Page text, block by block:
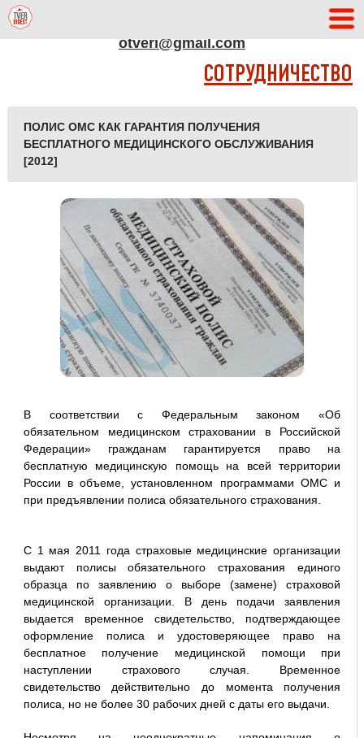
otveri@gmail.com
СОТРУДНИЧЕСТВО
ПОЛИС ОМС КАК ГАРАНТИЯ ПОЛУЧЕНИЯ
БЕСПЛАТНОГО МЕДИЦИНСКОГО ОБСЛУЖИВАНИЯ
[2012]
В соответствии с Федеральным законом «Об
обязательном медицинском страховании в Российской
Федерации» гражданам гарантируется право на
бесплатную медицинскую помощь на всей территории
России в объеме, установленном программами ОМС и
при предъявлении полиса обязательного страхования.
С 1 мая 2011 года страховые медицинские организации
выдают полисы обязательного страхования единого
образца по заявлению о выборе (замене) страховой
медицинской организации. В день подачи заявления
выдается временное свидетельство, подтверждающее
оформление полиса и удостоверяющее право на
бесплатное получение медицинской помощи при
наступлении страхового случая. Временное
свидетельство действительно до момента получения
полиса, но не более 30 рабочих дней с даты его выдачи.